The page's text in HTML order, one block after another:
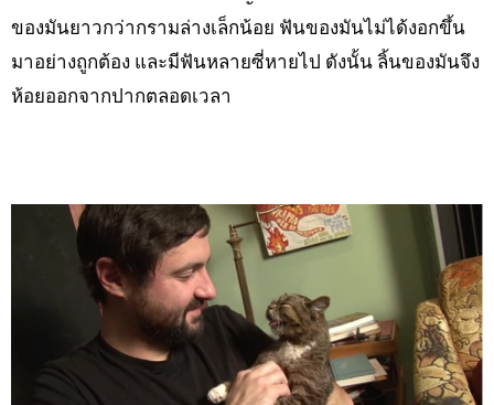
ของมันยาวกว่ากรามล่างเล็กน้อย ฟันของมันไม่ได้งอกขึ้น
มาอย่างถูกต้อง และมีฟันหลายซี่หายไป ดังนั้น ลิ้นของมันจึง
ห้อยออกจากปากตลอดเวลา